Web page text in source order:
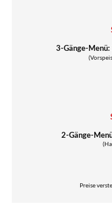
3-Gänge-Menü:
2-Gänge-
Preise